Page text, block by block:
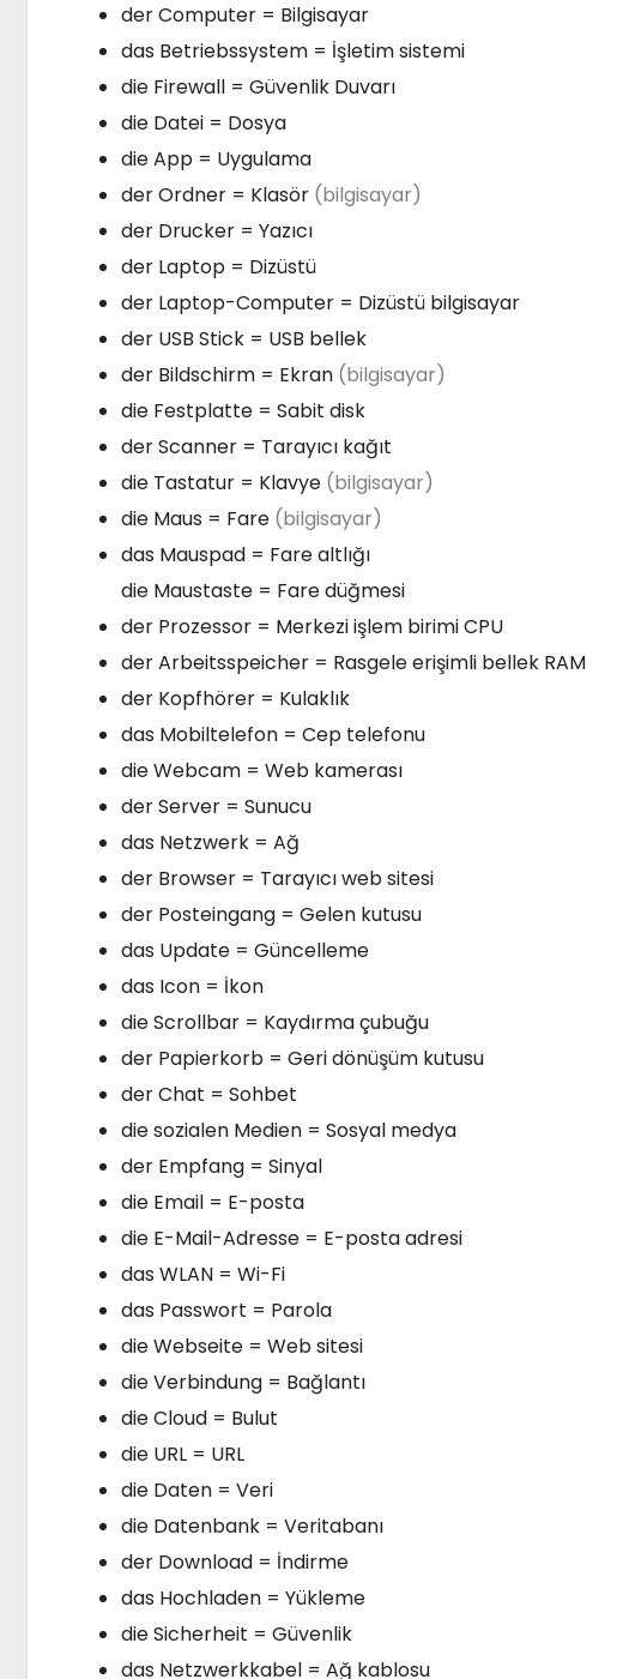
der Computer = Bilgisayar
das Betriebssystem = İşletim sistemi
die Firewall = Güvenlik Duvarı
die Datei = Dosya
die App = Uygulama
der Ordner = Klasör (bilgisayar)
der Drucker = Yazıcı
der Laptop = Dizüstü
der Laptop-Computer = Dizüstü bilgisayar
der USB Stick = USB bellek
der Bildschirm = Ekran (bilgisayar)
die Festplatte = Sabit disk
der Scanner = Tarayıcı kağıt
die Tastatur = Klavye (bilgisayar)
die Maus = Fare (bilgisayar)
das Mauspad = Fare altlığı
die Maustaste = Fare düğmesi
der Prozessor = Merkezi işlem birimi CPU
der Arbeitsspeicher = Rasgele erişimli bellek RAM
der Kopfhörer = Kulaklık
das Mobiltelefon = Cep telefonu
die Webcam = Web kamerası
der Server = Sunucu
das Netzwerk = Ağ
der Browser = Tarayıcı web sitesi
der Posteingang = Gelen kutusu
das Update = Güncelleme
das Icon = İkon
die Scrollbar = Kaydırma çubuğu
der Papierkorb = Geri dönüşüm kutusu
der Chat = Sohbet
die sozialen Medien = Sosyal medya
der Empfang = Sinyal
die Email = E-posta
die E-Mail-Adresse = E-posta adresi
das WLAN = Wi-Fi
das Passwort = Parola
die Webseite = Web sitesi
die Verbindung = Bağlantı
die Cloud = Bulut
die URL = URL
die Daten = Veri
die Datenbank = Veritabanı
der Download = İndirme
das Hochladen = Yükleme
die Sicherheit = Güvenlik
das Netzwerkkabel = Ağ kablosu